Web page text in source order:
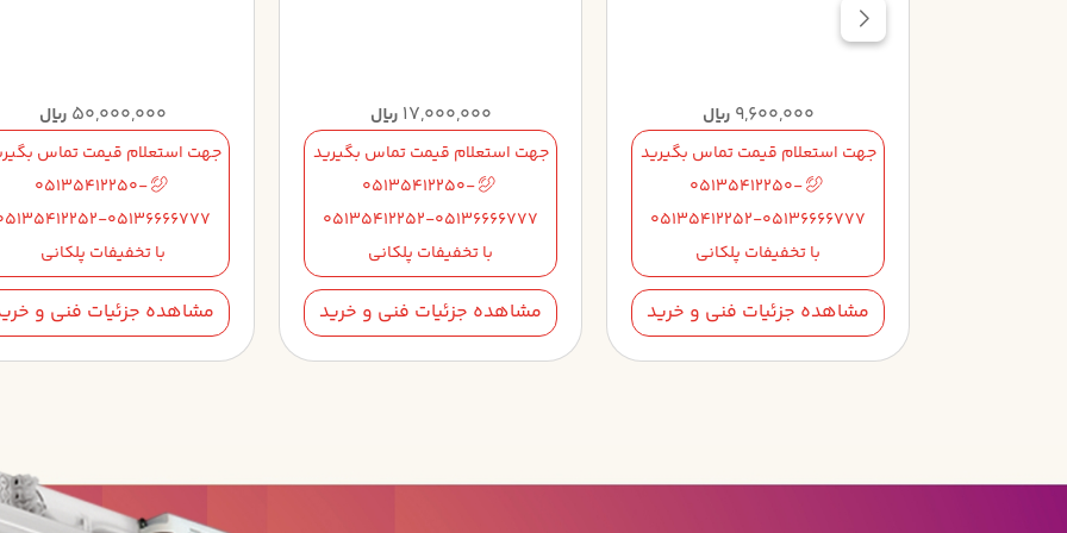
9,600,000 ریال
جهت استعلام قیمت تماس بگیرید
05135412250-
05135412252-05136666777
با تخفیفات پلکانی
مشاهده جزئیات فنی و خرید
17,000,000 ریال
جهت استعلام قیمت تماس بگیرید
05135412250-
05135412252-05136666777
با تخفیفات پلکانی
مشاهده جزئیات فنی و خرید
50,000,000 ریال
جهت استعلام قیمت تماس
05135412250-
05136666777
با تخفیفات پلکانی
مشاهده جزئیات فنی و